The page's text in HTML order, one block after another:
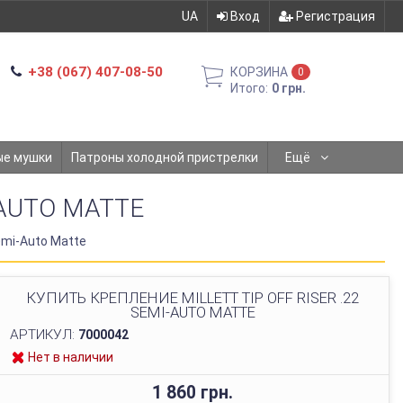
UA Вход Регистрация
+38 (067) 407-08-50 КОРЗИНА 0
Итого: 0 грн.
мушки Патроны холодной пристрелки Ещё
MATTE
Auto Matte
КУПИТЬ КРЕПЛЕНИЕ MILLETT TIP OFF RISER .22
SEMI-AUTO MATTE
АРТИКУЛ: 7000042
Нет в наличии
1 860 грн.